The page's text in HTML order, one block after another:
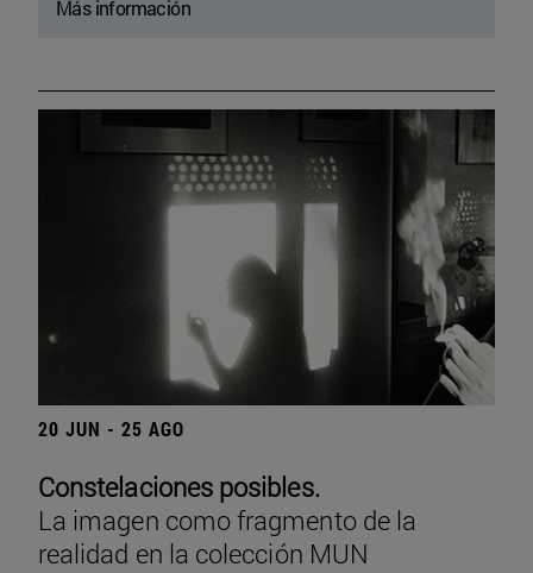
Más información
20 JUN - 25 AGO
Constelaciones posibles.
La imagen como fragmento de la
realidad en la colección MUN